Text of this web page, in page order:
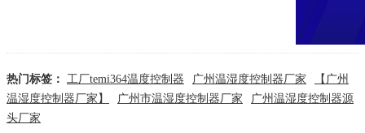
热门标签： 工厂temi364温度控制器 广州温湿度控制器厂家
【广州
温湿度控制器厂家】
广州市温湿度控制器厂家
广州温湿度控制器源
头厂家